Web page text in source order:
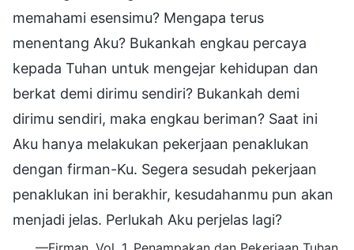
memahami esensimu? Mengapa terus
menentang Aku? Bukankah engkau percaya
kepada Tuhan untuk mengejar kehidupan dan
berkat demi dirimu sendiri? Bukankah demi
dirimu sendiri, maka engkau beriman? Saat ini
Aku hanya melakukan pekerjaan penaklukan
dengan firman-Ku. Segera sesudah pekerjaan
penaklukan ini berakhir, kesudahanmu pun akan
menjadi jelas. Perlukah Aku perjelas lagi?